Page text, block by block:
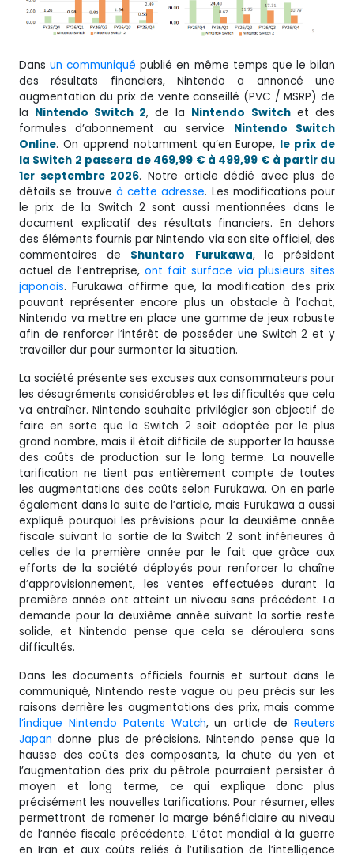
Dansun communiqué publié en même temps que le bilan
des résultats financiers, Nintendo a annoncé une
augmentation du prix de vente conseillé (PVC / MSRP) de
la Nintendo Switch 2, de la Nintendo Switch et des
formules d’abonnement au service Nintendo Switch
Online. On apprend notamment qu’en Europe, le prix de
la Switch 2 passera de 469,99 € à 499,99 € à partir du
1er septembre 2026. Notre article dédié avec plus de
détails se trouve à cette adresse. Les modifications pour
le prix de la Switch 2 sont aussi mentionnées dans le
document explicatif des résultats financiers. En dehors
des éléments fournis par Nintendo via son site officiel, des
commentaires de Shuntaro Furukawa, le président
actuel de l’entreprise, ont fait surface via plusieurs sites
japonais. Furukawa affirme que, la modification des prix
pouvant représenter encore plus un obstacle à l’achat,
Nintendo va mettre en place une gamme de jeux robuste
afin de renforcer l’intérêt de posséder une Switch 2 et y
travailler dur pour surmonter la situation.
La société présente ses excuses aux consommateurs pour
les désagréments considérables et les difficultés que cela
va entraîner. Nintendo souhaite privilégier son objectif de
faire en sorte que la Switch 2 soit adoptée par le plus
grand nombre, mais il était difficile de supporter la hausse
des coûts de production sur le long terme. La nouvelle
tarification ne tient pas entièrement compte de toutes
les augmentations des coûts selon Furukawa. On en parle
également dans la suite de l’article, mais Furukawa a aussi
expliqué pourquoi les prévisions pour la deuxième année
fiscale suivant la sortie de la Switch 2 sont inférieures à
celles de la première année par le fait que grâce aux
efforts de la société déployés pour renforcer la chaîne
d’approvisionnement, les ventes effectuées durant la
première année ont atteint un niveau sans précédent. La
demande pour la deuxième année suivant la sortie reste
solide, et Nintendo pense que cela se déroulera sans
difficultés.
Dans les documents officiels fournis et surtout dans le
communiqué, Nintendo reste vague ou peu précis sur les
raisons derrière les augmentations des prix, mais comme
l’indique Nintendo Patents Watch, un article deReuters
Japan donne plus de précisions. Nintendo pense que la
hausse des coûts des composants, la chute du yen et
l’augmentation des prix du pétrole pourraient persister à
moyen et long terme, ce qui explique donc plus
précisément les nouvelles tarifications. Pour résumer, elles
permettront de ramener la marge bénéficiaire au niveau
de l’année fiscale précédente. L’état mondial à la guerre
en Iran et aux coûts reliés à l’utilisation de l’intelligence